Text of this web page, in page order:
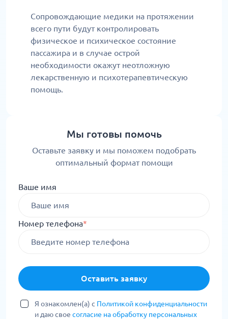
Сопровождающие медики на протяжении
всего пути будут контролировать
физическое и психическое состояние
пассажира и в случае острой
необходимости окажут неотложную
лекарственную и психотерапевтическую
помощь.
Мы готовы помочь
Оставьте заявку и мы поможем подобрать
оптимальный формат помощи
Ваше имя
Номер телефона*
Оставить заявку
Я ознакомлен(а) с Политикой конфиденциальности
и даю свое согласие на обработку персональных